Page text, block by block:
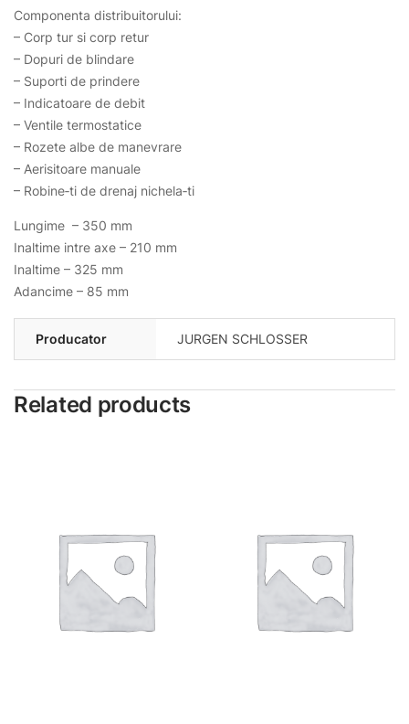
Componenta distribuitorului:
– Corp tur si corp retur
– Dopuri de blindare
– Suporti de prindere
– Indicatoare de debit
– Ventile termostatice
– Rozete albe de manevrare
– Aerisitoare manuale
– Robine‑ti de drenaj nichela‑ti
Lungime – 350 mm
Inaltime intre axe – 210 mm
Inaltime – 325 mm
Adancime – 85 mm
Producator JURGEN SCHLOSSER
Related products